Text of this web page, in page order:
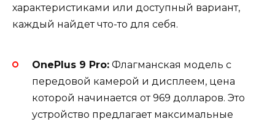
характеристиками или доступный вариант,
каждый найдет что-то для себя.
OnePlus 9 Pro: Флагманская модель с
передовой камерой и дисплеем, цена
которой начинается от 969 долларов. Это
устройство предлагает максимальные